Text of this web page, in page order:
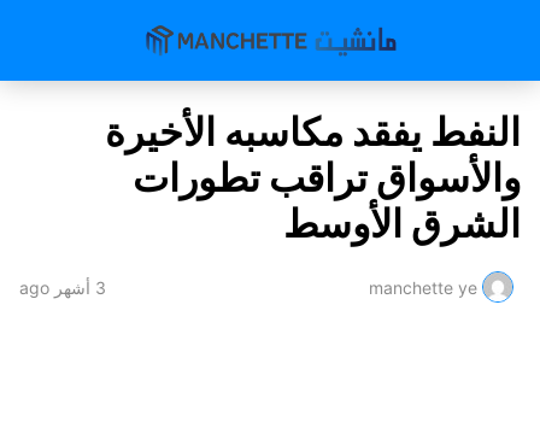
النفط يفقد مكاسبه الأخيرة
والأسواق تراقب تطورات
الشرق الأوسط
manchette ye 3 أشهر ago